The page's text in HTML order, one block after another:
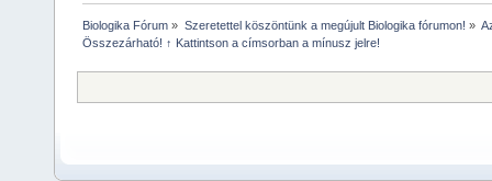
Biologika Fórum » Szeretettel köszöntünk a megújult Biologika fórumon! »
Összezárható! ↑ Kattintson a címsorban a mínusz jelre!